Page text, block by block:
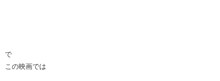
で
この映画では